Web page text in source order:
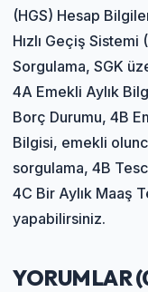
(HGS) Hesap
Hızlı Geçiş
Sorgulama, SGK
4A Emekli Aylık
Borç Durumu, 4B
Bilgisi, emekli
sorgulama, 4B
4C Bir Aylık Maaş
yapabilirsiniz.
YORUMLAR (